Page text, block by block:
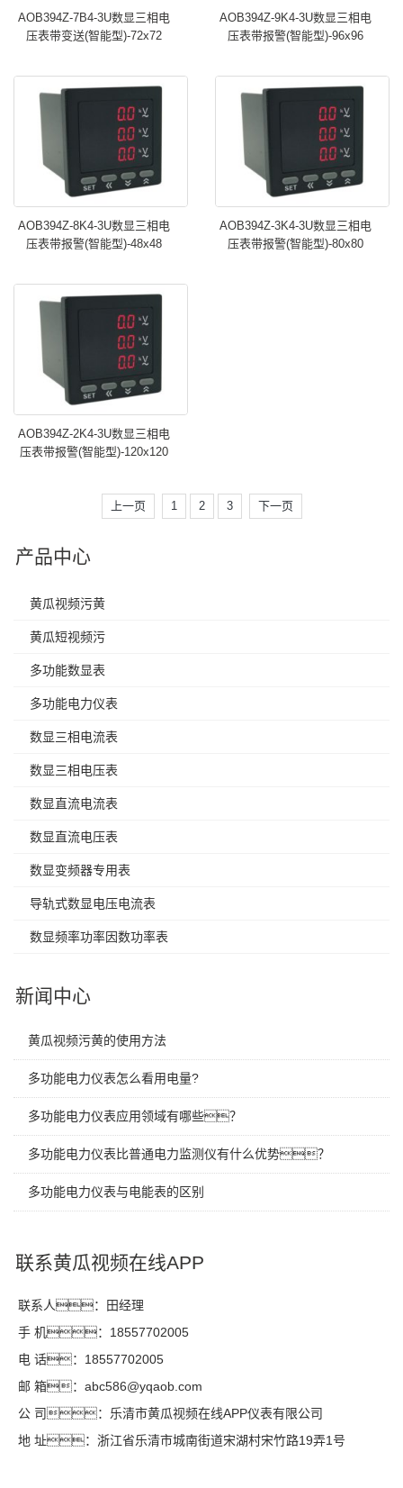
AOB394Z-7B4-3U数显三相电
压表带变送(智能型)-72x72
AOB394Z-9K4-3U数显三相电
压表带报警(智能型)-96x96
AOB394Z-8K4-3U数显三相电
压表带报警(智能型)-48x48
AOB394Z-3K4-3U数显三相电
压表带报警(智能型)-80x80
AOB394Z-2K4-3U数显三相电
压表带报警(智能型)-120x120
上一页 1 2 3 下一页
产品中心
黄瓜视频污黄
黄瓜短视频污
多功能数显表
多功能电力仪表
数显三相电流表
数显三相电压表
数显直流电流表
数显直流电压表
数显变频器专用表
导轨式数显电压电流表
数显频率功率因数功率表
新闻中心
黄瓜视频污黄的使用方法
多功能电力仪表怎么看用电量?
多功能电力仪表应用领域有哪些？
多功能电力仪表比普通电力监测仪有什么优势？
多功能电力仪表与电能表的区别
联系黄瓜视频在线APP
联系人：田经理
手 机：18557702005
电 话：18557702005
邮 箱：abc586@yqaob.com
公 司：乐清市黄瓜视频在线APP仪表有限公司
地 址：浙江省乐清市城南街道宋湖村宋竹路19弄1号